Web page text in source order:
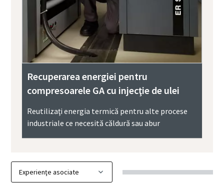
Recuperarea energiei pentru
compresoarele GA cu injecţie de ulei
Reutilizaţi energia termică pentru alte procese
industriale ce necesită căldură sau abur